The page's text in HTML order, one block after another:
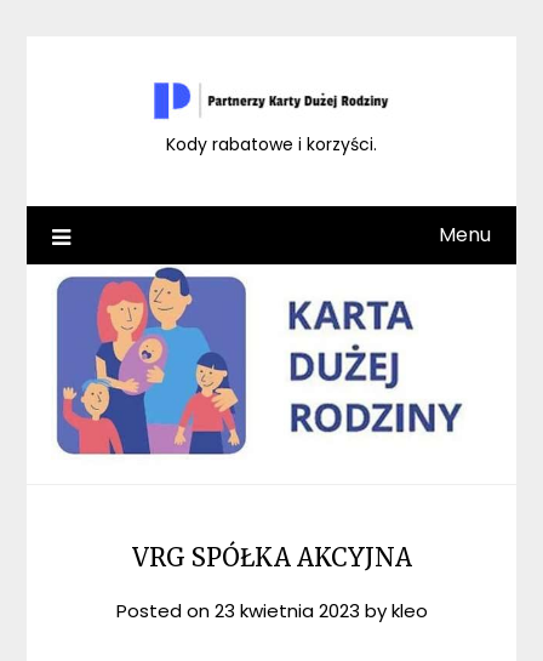
Kody rabatowe i korzyści.
Menu
VRG SPÓŁKA AKCYJNA
Posted on23 kwietnia 2023 bykleo